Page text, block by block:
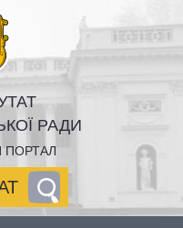
РАДИ
ПОРТАЛ